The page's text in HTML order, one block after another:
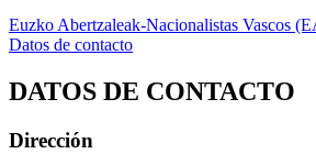
Euzko Abertzaleak-Nacionalistas Vascos
Datos de contacto
DATOS DE CONTACTO
Dirección